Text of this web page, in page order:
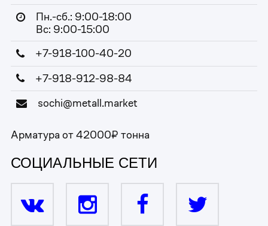
Пн.-сб.: 9:00-18:00
Вс: 9:00-15:00
+7-918-100-40-20
+7-918-912-98-84
sochi@metall.market
Арматура от 42000₽ тонна
СОЦИАЛЬНЫЕ СЕТИ